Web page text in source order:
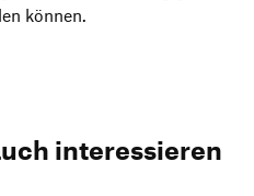
können.
interessieren